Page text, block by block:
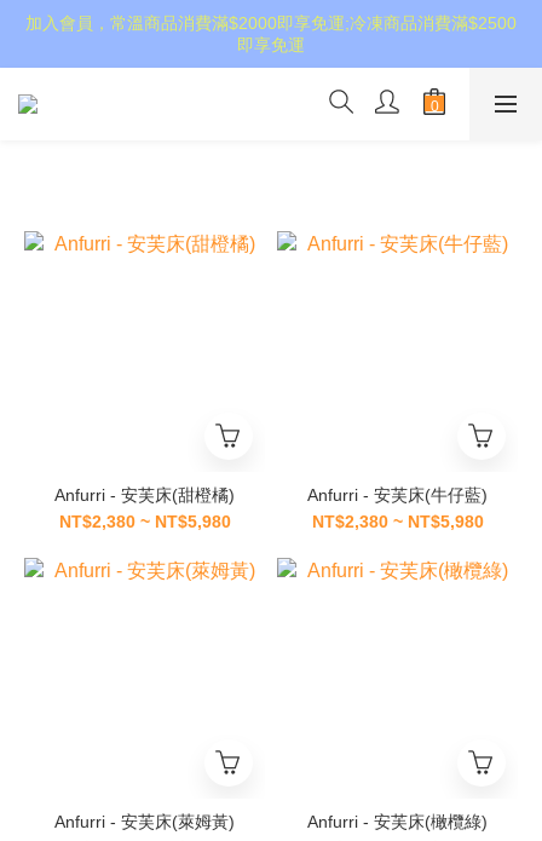
加入會員，常溫商品消費滿$2000即享免運;冷凍商品消費滿$2500
即享免運
Anfurri - 安芙床(甜橙橘)
NT$2,380 ~ NT$5,980
Anfurri - 安芙床(牛仔藍)
NT$2,380 ~ NT$5,980
Anfurri - 安芙床(萊姆黃)
Anfurri - 安芙床(橄欖綠)